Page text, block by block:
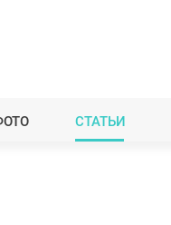
СТАТЬИ